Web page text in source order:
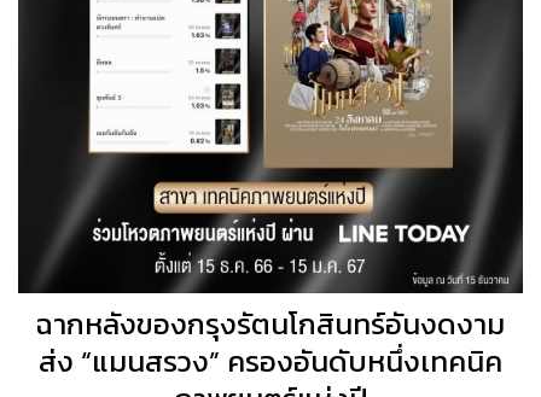
ฉากหลังของกรุงรัตนโกสินทร์อันงดงาม
ส่ง “แมนสรวง” ครองอันดับหนึ่งเทคนิค